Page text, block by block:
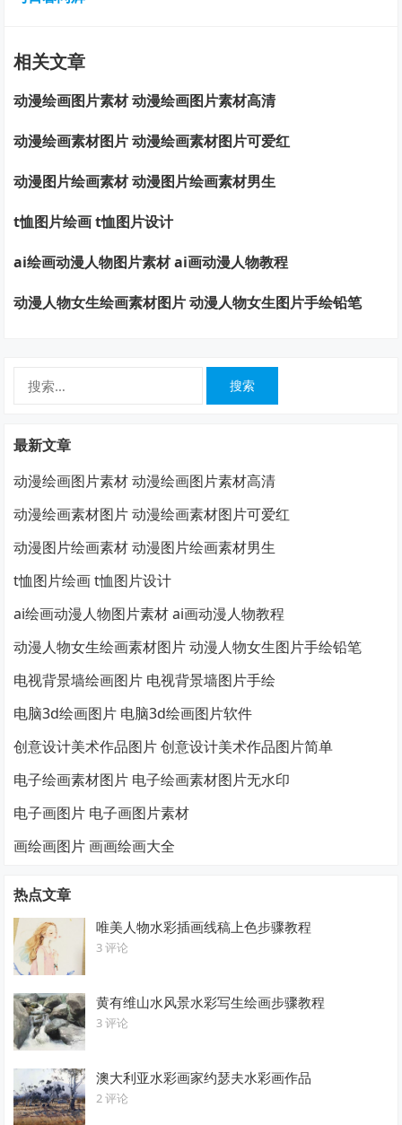
相关文章
动漫绘画图片素材 动漫绘画图片素材高清
动漫绘画素材图片 动漫绘画素材图片可爱红
动漫图片绘画素材 动漫图片绘画素材男生
t恤图片绘画 t恤图片设计
ai绘画动漫人物图片素材 ai画动漫人物教程
动漫人物女生绘画素材图片 动漫人物女生图片手绘铅笔
最新文章
动漫绘画图片素材 动漫绘画图片素材高清
动漫绘画素材图片 动漫绘画素材图片可爱红
动漫图片绘画素材 动漫图片绘画素材男生
t恤图片绘画 t恤图片设计
ai绘画动漫人物图片素材 ai画动漫人物教程
动漫人物女生绘画素材图片 动漫人物女生图片手绘铅笔
电视背景墙绘画图片 电视背景墙图片手绘
电脑3d绘画图片 电脑3d绘画图片软件
创意设计美术作品图片 创意设计美术作品图片简单
电子绘画素材图片 电子绘画素材图片无水印
电子画图片 电子画图片素材
画绘画图片 画画绘画大全
热点文章
唯美人物水彩插画线稿上色步骤教程
3 评论
黄有维山水风景水彩写生绘画步骤教程
3 评论
澳大利亚水彩画家约瑟夫水彩画作品
2 评论